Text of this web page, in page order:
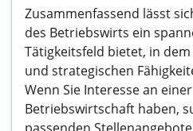
Zusammenfassend lässt
des Betriebswirts ein
Tätigkeitsfeld bietet, in
und strategischen
Wenn Sie Interesse an
Betriebswirtschaft haben,